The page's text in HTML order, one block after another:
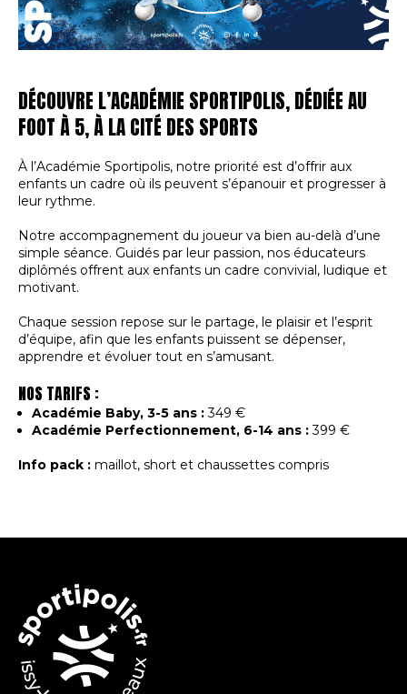
DÉCOUVRE L’ACADÉMIE SPORTIPOLIS, DÉDIÉE AU
FOOT À 5, À LA CITÉ DES SPORTS
À l’Académie Sportipolis, notre priorité est d’offrir aux
enfants un cadre où ils peuvent s’épanouir et progresser à
leur rythme.
Notre accompagnement du joueur va bien au-delà d’une
simple séance. Guidés par leur passion, nos éducateurs
diplômés offrent aux enfants un cadre convivial, ludique et
motivant.
Chaque session repose sur le partage, le plaisir et l’esprit
d’équipe, afin que les enfants puissent se dépenser,
apprendre et évoluer tout en s’amusant.
NOS TARIFS :
Académie Baby, 3-5 ans :349 €
Académie Perfectionnement, 6-14 ans :399 €
Info pack : maillot, short et chaussettes compris